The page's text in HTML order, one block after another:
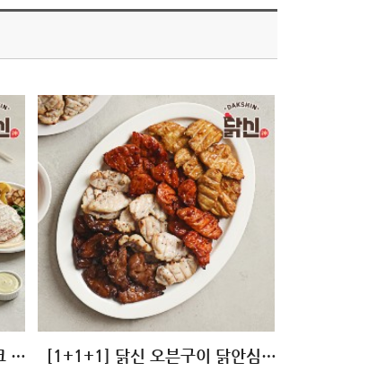
[닭신] 소스 닭가슴살 스테이크 5종 [1+1+1] 닭신 오븐구이 닭안심살 7종